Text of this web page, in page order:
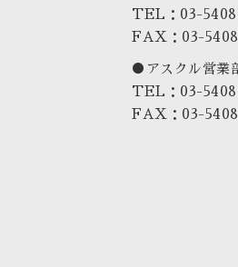
TEL：03-
FAX：03-
●アスクル営業
TEL：03-
FAX：03-